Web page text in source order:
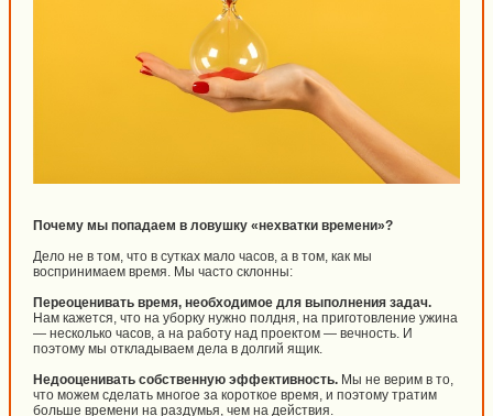
Почему мы попадаем в ловушку «нехватки времени»?
Дело не в том, что в сутках мало часов, а в том, как мы
воспринимаем время. Мы часто склонны:
Переоценивать время, необходимое для выполнения задач.
Нам кажется, что на уборку нужно полдня, на приготовление ужина
— несколько часов, а на работу над проектом — вечность. И
поэтому мы откладываем дела в долгий ящик.
Недооценивать собственную эффективность. Мы не верим в то,
что можем сделать многое за короткое время, и поэтому тратим
больше времени на раздумья, чем на действия.